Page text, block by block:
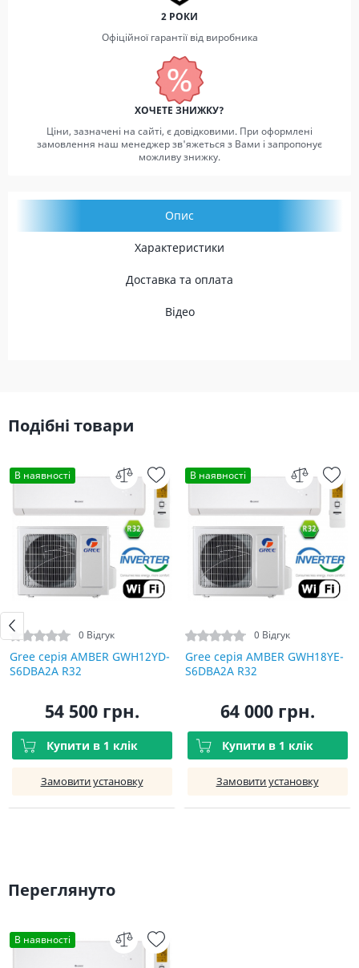
2 РОКИ
Офіційної гарантії від виробника
ХОЧЕТЕ ЗНИЖКУ?
Ціни, зазначені на сайті, є довідковими. При оформлені
замовлення наш менеджер зв'яжеться з Вами і запропонує
можливу знижку.
Опис
Характеристики
Доставка та оплата
Відео
Подібні товари
В наявності
0 Відгук
Gree серія AMBER GWH12YD-
S6DBA2A R32
54 500 грн.
Купити в 1 клік
Замовити установку
В наявності
0 Відгук
Gree серія AMBER GWH18YE-
S6DBA2A R32
64 000 грн.
Купити в 1 клік
Замовити установку
Переглянуто
В наявності